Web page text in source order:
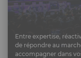
Entre expertise,
de répondre au
accompagner dans